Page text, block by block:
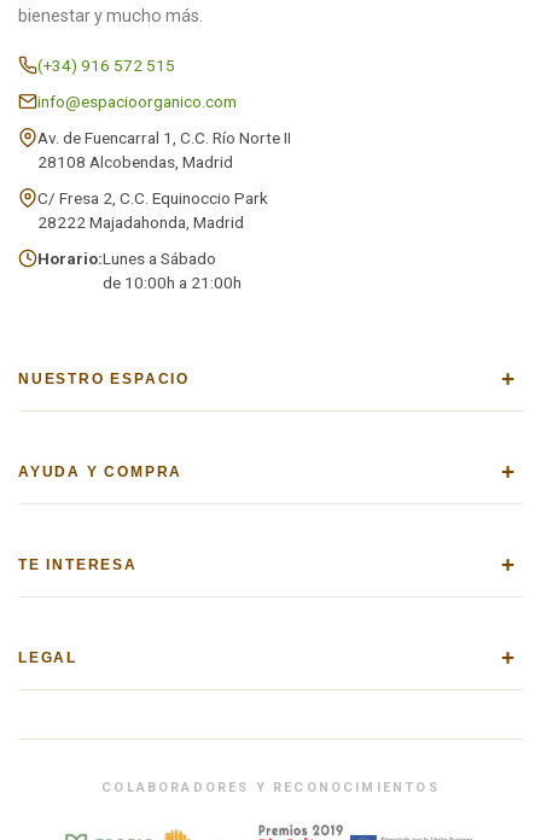
bienestar y mucho más.
(+34) 916 572 515
info@espacioorganico.com
Av. de Fuencarral 1, C.C. Río Norte II
28108 Alcobendas, Madrid
C/ Fresa 2, C.C. Equinoccio Park
28222 Majadahonda, Madrid
Horario:Lunes a Sábado
de 10:00h a 21:00h
NUESTRO ESPACIO +
AYUDA Y COMPRA +
TE INTERESA +
LEGAL +
COLABORADORES Y RECONOCIMIENTOS